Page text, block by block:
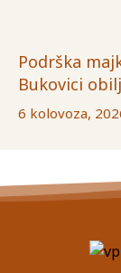
Podrška
Bukovici
6 kolovoza,